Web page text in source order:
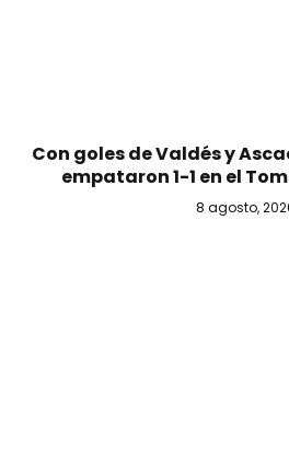
Con goles de Valdés y
empataron 1-1 en el
8 agosto,